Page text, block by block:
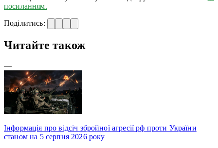
посиланням.
Поділитись:
Читайте також
—
Інформація про відсіч збройної агресії рф проти України
станом на 5 серпня 2026 року